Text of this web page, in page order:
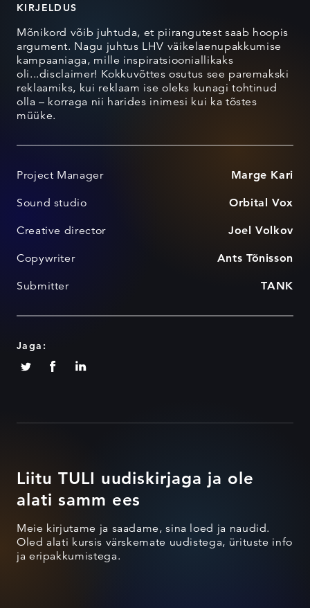
KIRJELDUS
Mõnikord võib juhtuda, et piirangutest saab hoopis
argument. Nagu juhtus LHV väikelaenupakkumise
kampaaniaga, mille inspiratsiooniallikaks
oli...disclaimer! Kokkuvõttes osutus see paremakski
reklaamiks, kui reklaam ise oleks kunagi tohtinud
olla – korraga nii harides inimesi kui ka tõstes
müüke.
Project Manager Marge Kari
Sound studio Orbital Vox
Creative director Joel Volkov
Copywriter Ants Tõnisson
Submitter TANK
Jaga:
Liitu TULI uudiskirjaga ja ole
alati samm ees
Meie kirjutame ja saadame, sina loed ja naudid.
Oled alati kursis värskemate uudistega, ürituste info
ja eripakkumistega.